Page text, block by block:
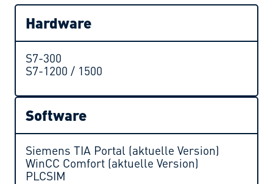
Hardware
S7-300
S7-1200 / 1500
Software
Siemens TIA Portal (aktuelle Version)
WinCC Comfort (aktuelle Version)
PLCSIM